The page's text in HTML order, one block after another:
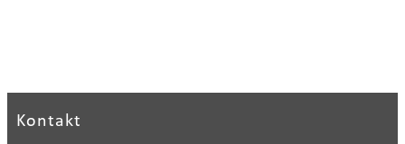
Kontakt